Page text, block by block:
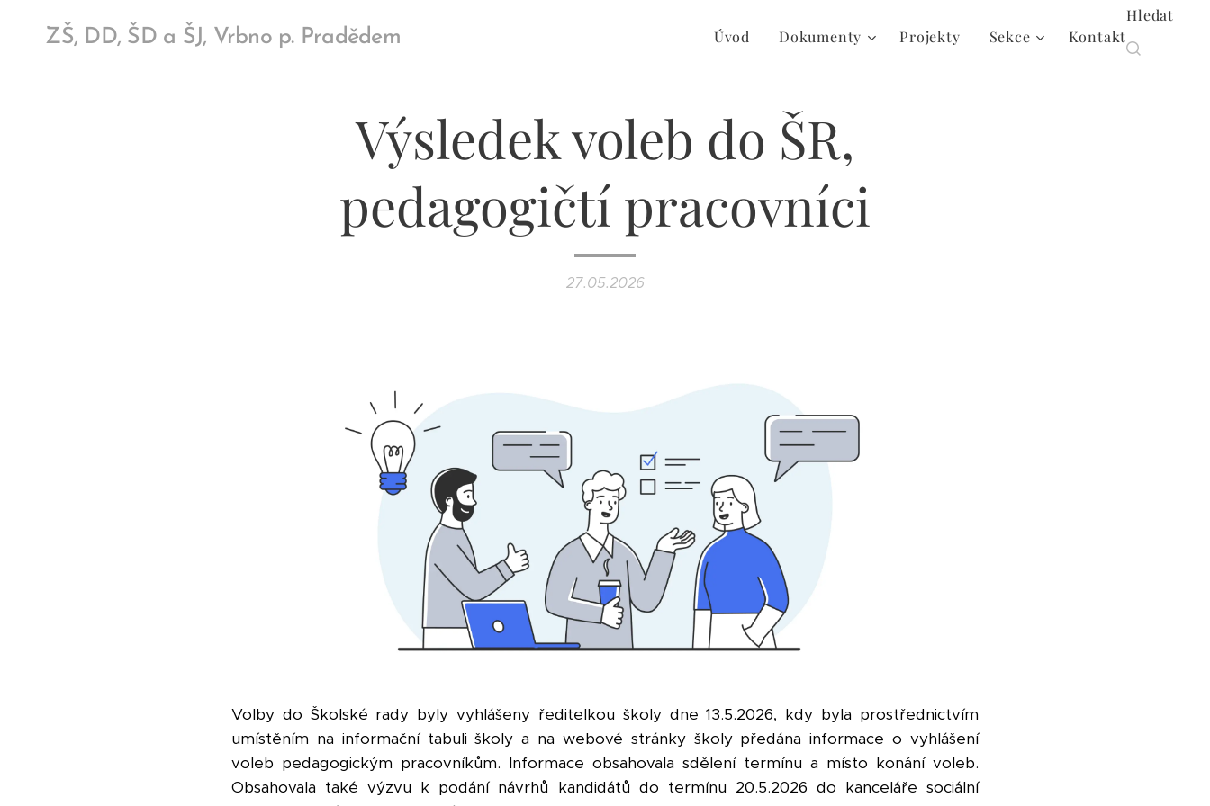
ZŠ, DD, ŠD a ŠJ, Vrbno p. Pradědem Úvod Dokumenty Projekty Sekce Kontakt
Hledat
Výsledek voleb do ŠR,
pedagogičtí pracovníci
27.05.2026
Volby do Školské rady byly vyhlášeny ředitelkou školy dne 13.5.2026, kdy byla prostřednictvím
umístěním na informační tabuli školy a na webové stránky školy předána informace o vyhlášení
voleb pedagogickým pracovníkům. Informace obsahovala sdělení termínu a místo konání voleb.
Obsahovala také výzvu k podání návrhů kandidátů do termínu 20.5.2026 do kanceláře sociální